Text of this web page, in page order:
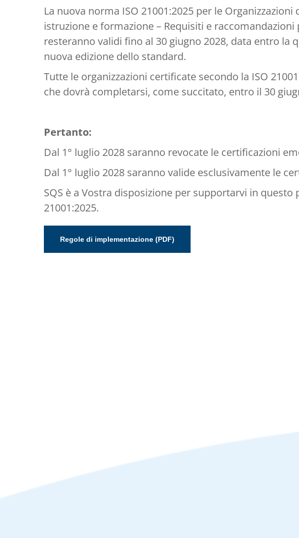
La nuova norma ISO 21001:2025 per le
istruzione e formazione – Requisiti e
resteranno validi fino al 30 giugno 2028, data entro la
nuova edizione dello standard.
Tutte le organizzazioni certificate secondo la ISO
che dovrà completarsi, come succitato, entro il 30
Pertanto:
Dal 1° luglio 2028 saranno revocate le certificazioni
Dal 1° luglio 2028 saranno valide esclusivamente le
SQS è a Vostra disposizione per supportarvi in
21001:2025.
Regole di implementazione (PDF)